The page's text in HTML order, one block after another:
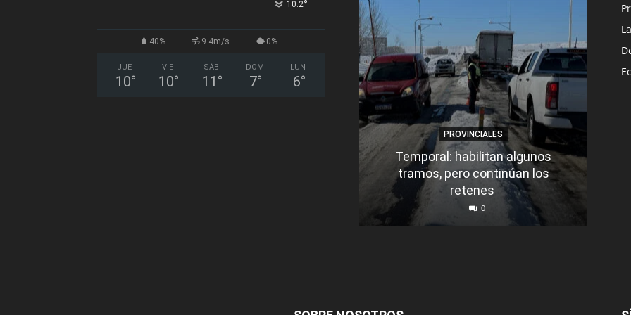
10.2°
40% 9.4m/s 0%
JUE
10°
VIE
10°
SÁB
11 °
DOM
7°
LUN
6°
PROVINCIALES
Temporal: habilitan algunos
tramos, pero continúan los
retenes
0